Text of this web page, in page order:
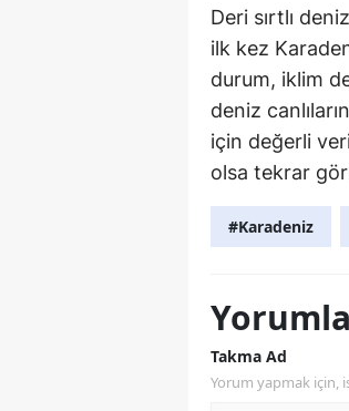
Deri sırtlı
ilk kez
durum, iklim
deniz
için değerli
olsa tekrar
#Karadeniz
Takma Ad
Yorum yapmak için,